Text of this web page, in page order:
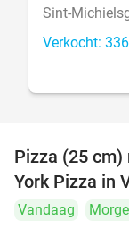
Sint-
Verkocht: 336
Pizza (25
York Pizza in
Vandaag